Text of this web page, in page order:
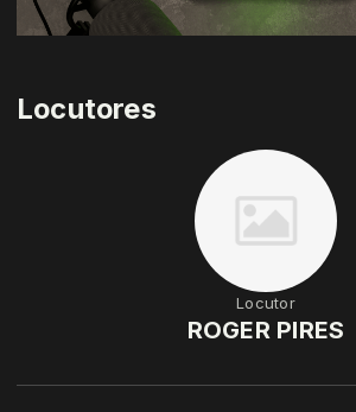
Locutores
Locutor
ROGER PIRES